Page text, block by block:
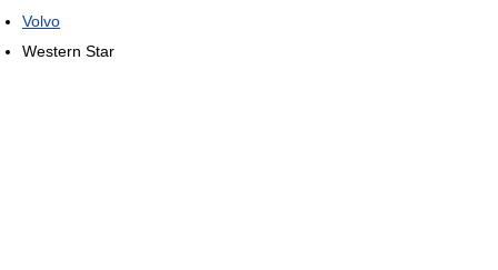
Volvo
Western Star